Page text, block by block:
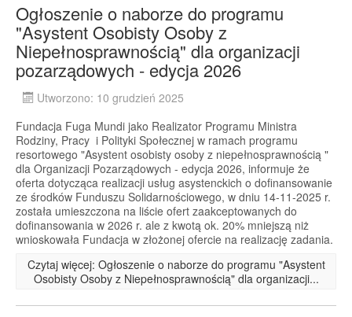
Ogłoszenie o naborze do programu
"Asystent Osobisty Osoby z
Niepełnosprawnością" dla organizacji
pozarządowych - edycja 2026
Utworzono: 10 grudzień 2025
Fundacja Fuga Mundi jako Realizator Programu Ministra
Rodziny, Pracy i Polityki Społecznej w ramach programu
resortowego "Asystent osobisty osoby z niepełnosprawnością "
dla Organizacji Pozarządowych - edycja 2026, informuje że
oferta dotycząca realizacji usług asystenckich o dofinansowanie
ze środków Funduszu Solidarnościowego, w dniu 14-11-2025 r.
została umieszczona na liście ofert zaakceptowanych do
dofinansowania w 2026 r. ale z kwotą ok. 20% mniejszą niż
wnioskowała Fundacja w złożonej ofercie na realizację zadania.
Czytaj więcej: Ogłoszenie o naborze do programu "Asystent
Osobisty Osoby z Niepełnosprawnością" dla organizacji...